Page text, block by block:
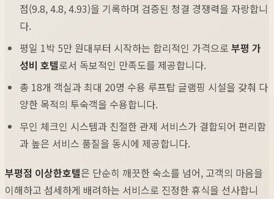
점(9.8, 4.8, 4.93)을 기록하며 검증된 청결 경쟁력을 자랑합니
다.
평일 1박 5만 원대부터 시작하는 합리적인 가격으로 부평 가
성비 호텔로서 독보적인 만족도를 제공합니다.
총 18개 객실과 최대 20명 수용 루프탑 글램핑 시설을 갖춰 다
양한 목적의 투숙객을 수용합니다.
무인 체크인 시스템과 친절한 관제 서비스가 결합되어 편리함
과 높은 서비스 품질을 동시에 제공합니다.
부평점 이상한호텔은 단순히 깨끗한 숙소를 넘어, 고객의 마음을
이해하고 섬세하게 배려하는 서비스로 진정한 휴식을 선사합니